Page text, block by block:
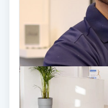
Rakning
Reflexologi